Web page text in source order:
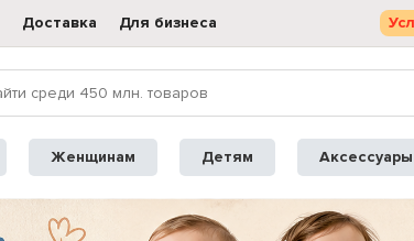
Доставка Для бизнеса
Женщинам Детям Аксессуары